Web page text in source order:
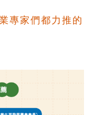
專家們都力推的